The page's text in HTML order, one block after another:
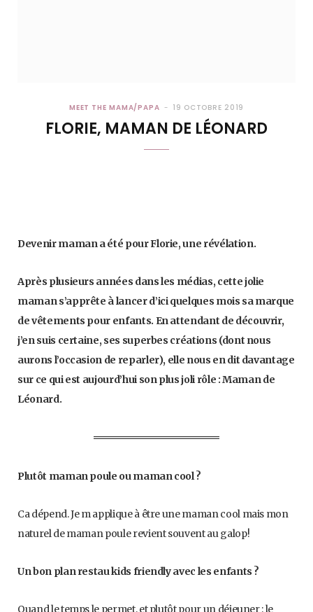
MEET THE MAMA/PAPA 19 OCTOBRE 2019
FLORIE, MAMAN DE LÉONARD
Devenir maman a été pour Florie, une révélation.
Après plusieurs années dans les médias, cette jolie
maman s’apprête à lancer d’ici quelques mois sa marque
de vêtements pour enfants. En attendant de découvrir,
j’en suis certaine, ses superbes créations (dont nous
aurons l’occasion de reparler), elle nous en dit davantage
sur ce qui est aujourd’hui son plus joli rôle : Maman de
Léonard.
Plutôt maman poule ou maman cool ?
Ca dépend. Je m applique à être une maman cool mais mon
naturel de maman poule revient souvent au galop!
Un bon plan restau kids friendly avec les enfants ?
Quand le temps le permet, et plutôt pour un déjeuner : le